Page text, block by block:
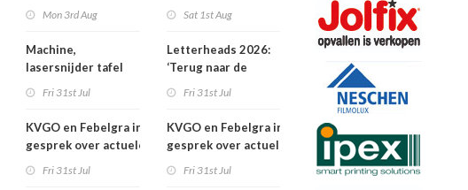
Mon 3rd Aug
Machine,
lasersnijder tafel
Fri 31st Jul
KVGO en Febelgra in
gesprek over actuele
Fri 31st Jul
Sat 1st Aug
Letterheads 2026:
‘Terug naar de
Fri 31st Jul
KVGO en Febelgra in
gesprek over actuele
Fri 31st Jul